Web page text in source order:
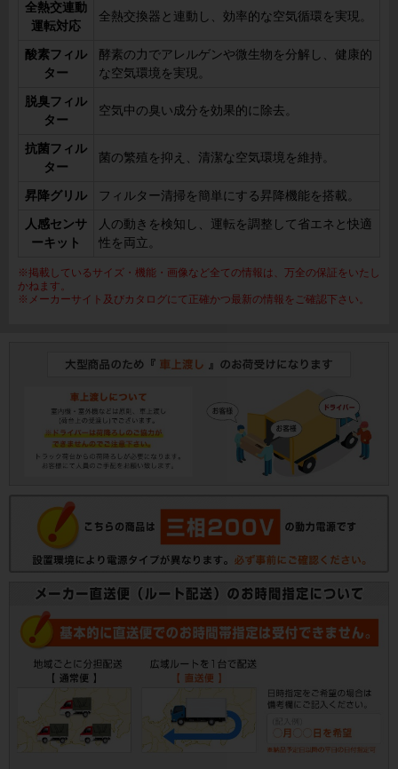
全熱交連動
運転対応
全熱交換器と連動し、効率的な空気循環を実現。
酸素フィル
ター
酵素の力でアレルゲンや微生物を分解し、健康的
な空気環境を実現。
脱臭フィル
ター
空気中の臭い成分を効果的に除去。
抗菌フィル
ター
菌の繁殖を抑え、清潔な空気環境を維持。
昇降グリル フィルター清掃を簡単にする昇降機能を搭載。
人感センサ
ーキット
人の動きを検知し、運転を調整して省エネと快適
性を両立。
※掲載しているサイズ・機能・画像など全ての情報は、万全の保証をいたし
かねます。
※メーカーサイト及びカタログにて正確かつ最新の情報をご確認下さい。